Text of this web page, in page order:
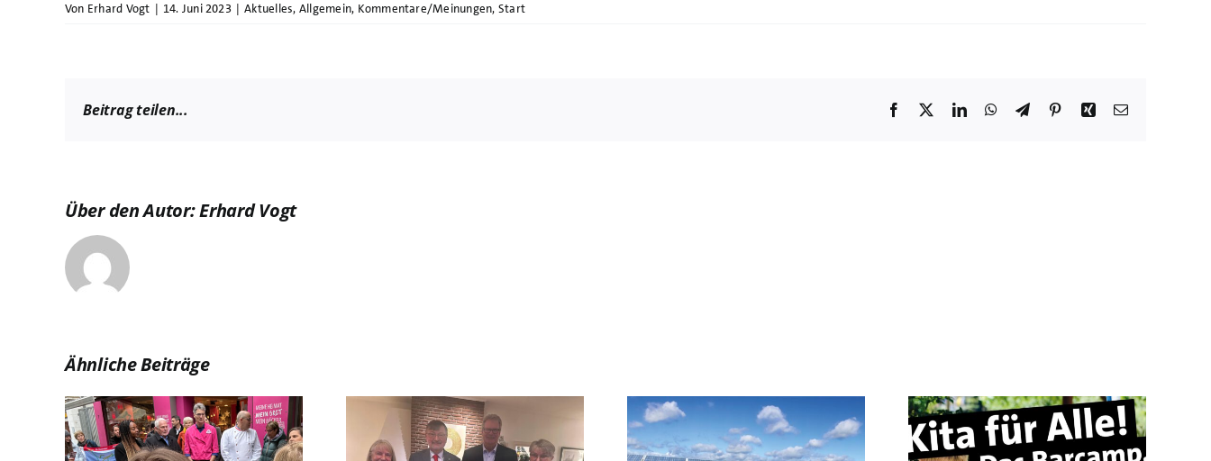
Von Erhard Vogt | 14. Juni 2023 | Aktuelles, Allgemein, Kommentare/Meinungen, Start
Beitrag teilen... Facebook LinkedInWhatsApp
TelegramPinterestXing E-
Über den Autor:Erhard Vogt
Ähnliche Beiträge